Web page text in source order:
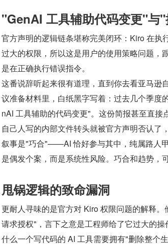
"GenAI 工具辅助代码变更"
官方声明的逻辑链条堪称完美闭环：Kiro 在执
过大的权限，所以这是用户的使用策略问题，
是在正确执行错误指令。
这番说辞听起来很有道理，直到你去看亚马逊
议准备材料里，白纸黑字写着：过去几个季度
nAI 工具辅助的代码变更"。这份简报甚至直接
自己人写的内部文件转头就被官方声明否认
叙事是"巧合"——AI 恰好参与其中，纯属路人
是偶发个案，而是系统性风险。巧合和趋势，
甩锅逻辑的致命漏洞
更耐人寻味的是官方对 Kiro 权限问题的解释
请求授权"，言下之意是工程师给了它过大的
什么一个写代码的 AI 工具需要拥有"删除整个